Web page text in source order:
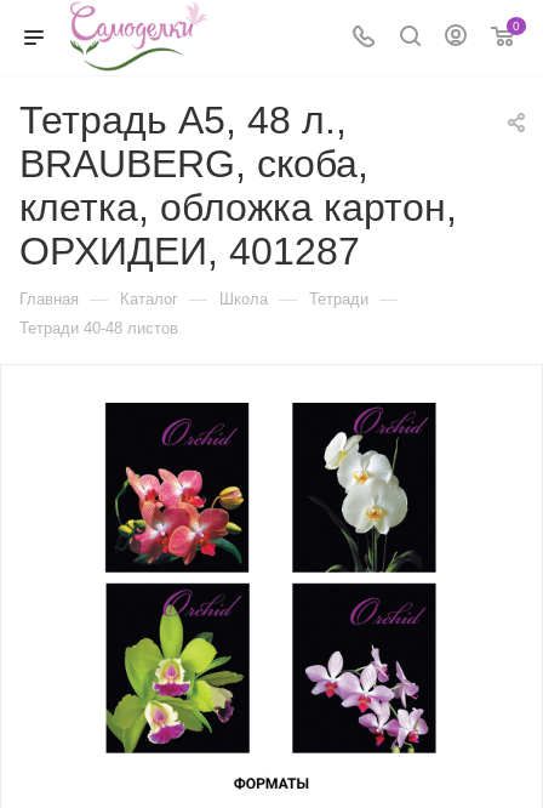
0
Тетрадь А5, 48 л.,
BRAUBERG, скоба,
клетка, обложка картон,
ОРХИДЕИ, 401287
Главная — Каталог — Школа — Тетради —
Тетради 40-48 листов